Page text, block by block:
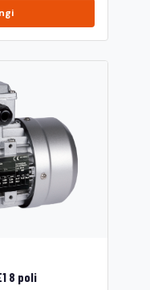
8 poli